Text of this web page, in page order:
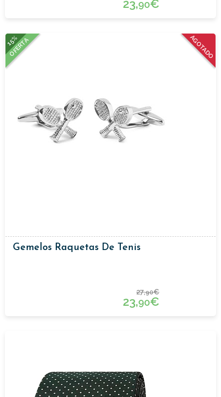
23,90€
AGOTADO
15%
OFERTA
Gemelos Raquetas De Tenis
27,90€
23,90€